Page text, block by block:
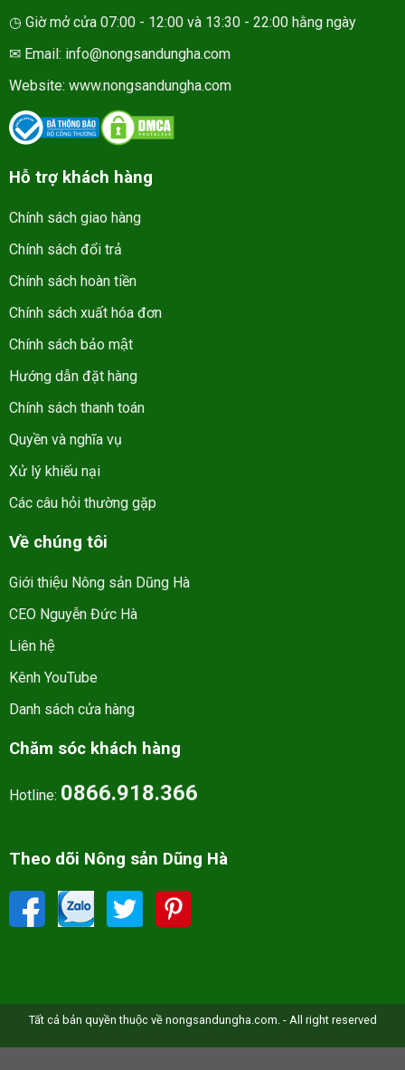
◷ Giờ mở cửa 07:00 - 12:00 và 13:30 - 22:00 hằng ngày
✉ Email: info@nongsandungha.com
Website: www.nongsandungha.com
Hỗ trợ khách hàng
Chính sách giao hàng
Chính sách đổi trả
Chính sách hoàn tiền
Chính sách xuất hóa đơn
Chính sách bảo mật
Hướng dẫn đặt hàng
Chính sách thanh toán
Quyền và nghĩa vụ
Xử lý khiếu nại
Các câu hỏi thường gặp
Về chúng tôi
Giới thiệu Nông sản Dũng Hà
CEO Nguyễn Đức Hà
Liên hệ
Kênh YouTube
Danh sách cửa hàng
Chăm sóc khách hàng
Hotline: 0866.918.366
Theo dõi Nông sản Dũng Hà
Tất cả bản quyền thuộc về nongsandungha.com. - All right reserved